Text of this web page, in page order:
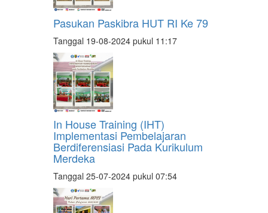
Pasukan Paskibra HUT RI Ke 79
Tanggal 19-08-2024 pukul 11:17
In House Training (IHT)
Implementasi Pembelajaran
Berdiferensiasi Pada Kurikulum
Merdeka
Tanggal 25-07-2024 pukul 07:54